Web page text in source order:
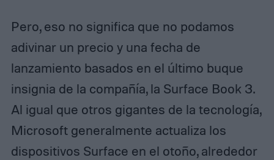
Pero, eso no significa que no podamos
adivinar un precio y una fecha de
lanzamiento basados ​​en el último buque
insignia de la compañía, la Surface Book 3.
Al igual que otros gigantes de la tecnología,
Microsoft generalmente actualiza los
dispositivos Surface en el otoño, alrededor